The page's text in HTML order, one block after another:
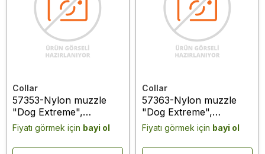
Collar
57353-Nylon muzzle
"Dog Extreme",
adjustable #2 (A:19-
26cm) (shepherd dog,
dobermann, dalmatinac,
Fiyatı görmek için bayi ol
Collar
57363-Nylon muzzle
"Dog Extreme",
adjustable #3 (A:25-
34cm) (rottweiler, saint-
bernard, cane corso,
Fiyatı görmek için bayi ol